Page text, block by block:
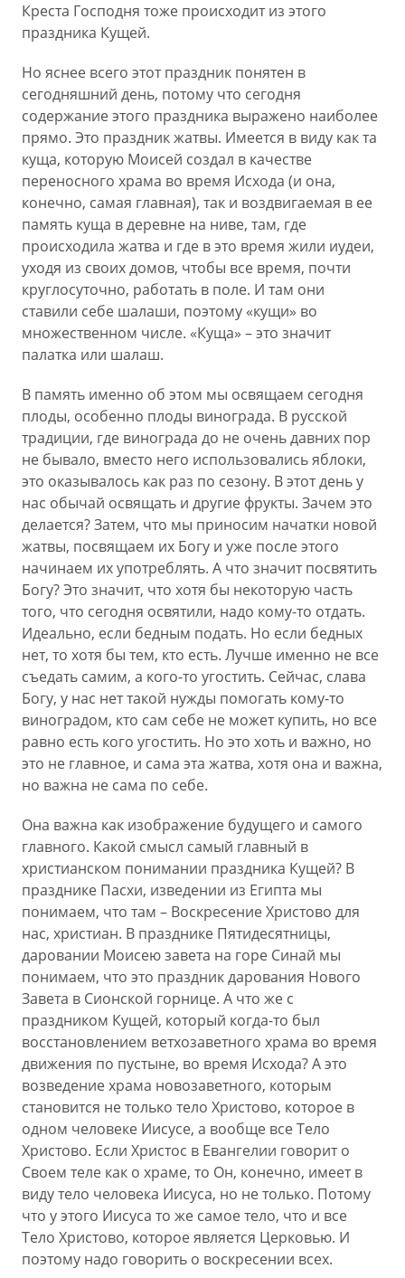
Креста Господня тоже происходит из этого
праздника Кущей.
Но яснее всего этот праздник понятен в
сегодняшний день, потому что сегодня
содержание этого праздника выражено наиболее
прямо. Это праздник жатвы. Имеется в виду как та
куща, которую Моисей создал в качестве
переносного храма во время Исхода (и она,
конечно, самая главная), так и воздвигаемая в ее
память куща в деревне на ниве, там, где
происходила жатва и где в это время жили иудеи,
уходя из своих домов, чтобы все время, почти
круглосуточно, работать в поле. И там они
ставили себе шалаши, поэтому «кущи» во
множественном числе. «Куща» – это значит
палатка или шалаш.
В память именно об этом мы освящаем сегодня
плоды, особенно плоды винограда. В русской
традиции, где винограда до не очень давних пор
не бывало, вместо него использовались яблоки,
это оказывалось как раз по сезону. В этот день у
нас обычай освящать и другие фрукты. Зачем это
делается? Затем, что мы приносим начатки новой
жатвы, посвящаем их Богу и уже после этого
начинаем их употреблять. А что значит посвятить
Богу? Это значит, что хотя бы некоторую часть
того, что сегодня освятили, надо кому-то отдать.
Идеально, если бедным подать. Но если бедных
нет, то хотя бы тем, кто есть. Лучше именно не все
съедать самим, а кого-то угостить. Сейчас, слава
Богу, у нас нет такой нужды помогать кому-то
виноградом, кто сам себе не может купить, но все
равно есть кого угостить. Но это хоть и важно, но
это не главное, и сама эта жатва, хотя она и важна,
но важна не сама по себе.
Она важна как изображение будущего и самого
главного. Какой смысл самый главный в
христианском понимании праздника Кущей? В
празднике Пасхи, изведении из Египта мы
понимаем, что там – Воскресение Христово для
нас, христиан. В празднике Пятидесятницы,
даровании Моисею завета на горе Синай мы
понимаем, что это праздник дарования Нового
Завета в Сионской горнице. А что же с
праздником Кущей, который когда-то был
восстановлением ветхозаветного храма во время
движения по пустыне, во время Исхода? А это
возведение храма новозаветного, которым
становится не только тело Христово, которое в
одном человеке Иисусе, а вообще все Тело
Христово. Если Христос в Евангелии говорит о
Своем теле как о храме, то Он, конечно, имеет в
виду тело человека Иисуса, но не только. Потому
что у этого Иисуса то же самое тело, что и все
Тело Христово, которое является Церковью. И
поэтому надо говорить о воскресении всех.